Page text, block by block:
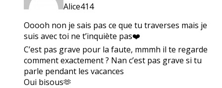
Alice414
Ooooh non je sais pas ce que tu traverses mais je
suis avec toi ne t’inquiète pas❤️
C’est pas grave pour la faute, mmmh il te regarde
comment exactement ? Nan c’est pas grave si tu
parle pendant les vacances
Oui bisous🫶